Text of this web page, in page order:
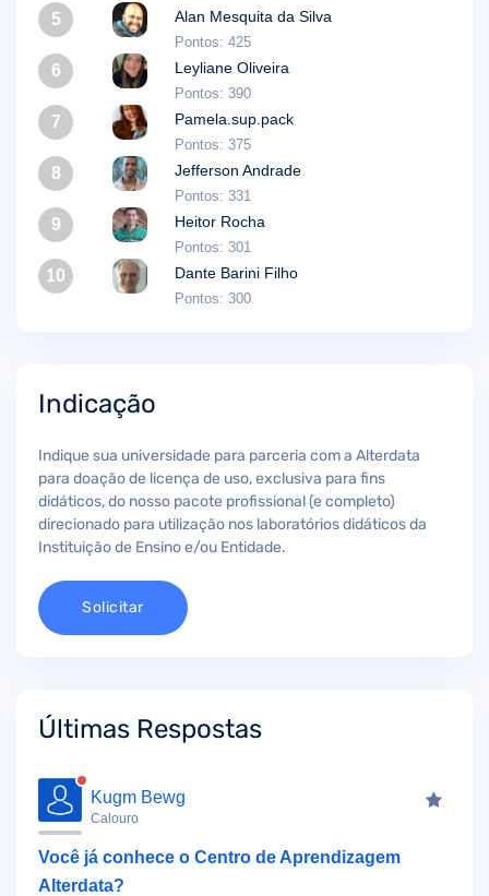
5 Alan Mesquita da Silva
Pontos: 425
6 Leyliane Oliveira
Pontos: 390
7 Pamela.sup.pack
Pontos: 375
8 Jefferson Andrade
Pontos: 331
9 Heitor Rocha
Pontos: 301
10 Dante Barini Filho
Pontos: 300
Indicação
Indique sua universidade para parceria com a Alterdata
para doação de licença de uso, exclusiva para fins
didáticos, do nosso pacote profissional (e completo)
direcionado para utilização nos laboratórios didáticos da
Instituição de Ensino e/ou Entidade.
Solicitar
Últimas Respostas
Kugm Bewg
Calouro
Você já conhece o Centro de Aprendizagem
Alterdata?